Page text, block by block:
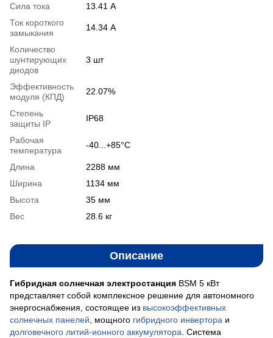
Сила тока
13.41 А
Ток короткого
замыкания
14.34 А
Количество
шунтирующих
диодов
3 шт
Эффективность
модуля (КПД)
22.07%
Степень
защиты IP
IP68
Рабочая
температура
-40...+85°C
Длина
2288 мм
Ширина
1134 мм
Высота
35 мм
Вес
28.6 кг
Описание
Гибридная солнечная электростанция BSM 5 кВт
представляет собой комплексное решение для автономного
энергоснабжения, состоящее из высокоэффективных
солнечных панелей , мощного гибридного инвертора и
долговечного литий-ионного аккумулятора . Система